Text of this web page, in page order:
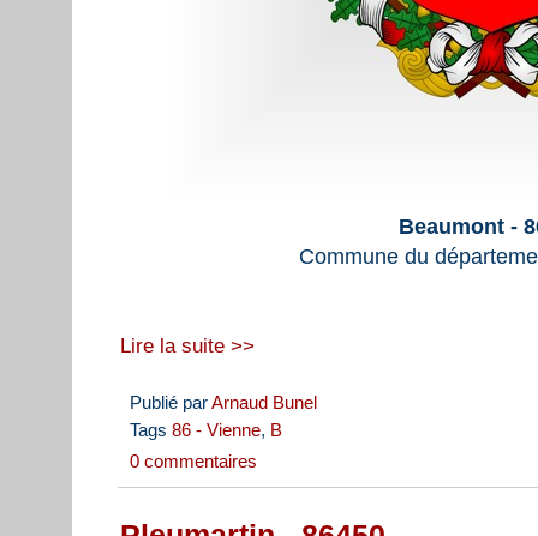
Beaumont -
Commune du
Lire la suite >>
Publié parArnaud Bunel
Tags 86 - Vienne, B
0 commentaires